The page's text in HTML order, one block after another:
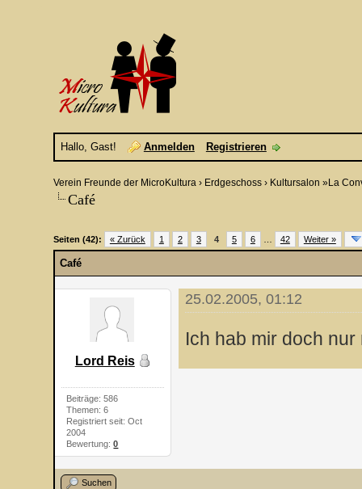
Hallo, Gast! Anmelden Registrieren
Verein Freunde der MicroKultura› Erdgeschoss› Kultursalon »La
Café
Seiten (42): « Zurück 1 2 3 4 5 6 42 Weiter »
Café
Lord Reis
Beiträge: 586
Themen: 6
Registriert seit: Oct
2004
Bewertung:0
25.02.2005, 01:12
Ich hab mir doch
Suchen